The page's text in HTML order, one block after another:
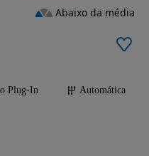
Plug-In
Automática
Abaixo da média